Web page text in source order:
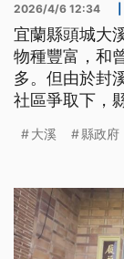
2026/4/6 12:34
宜蘭縣頭城大
物種豐富，和
多。但由於封
社區爭取下，
大溪 縣政府